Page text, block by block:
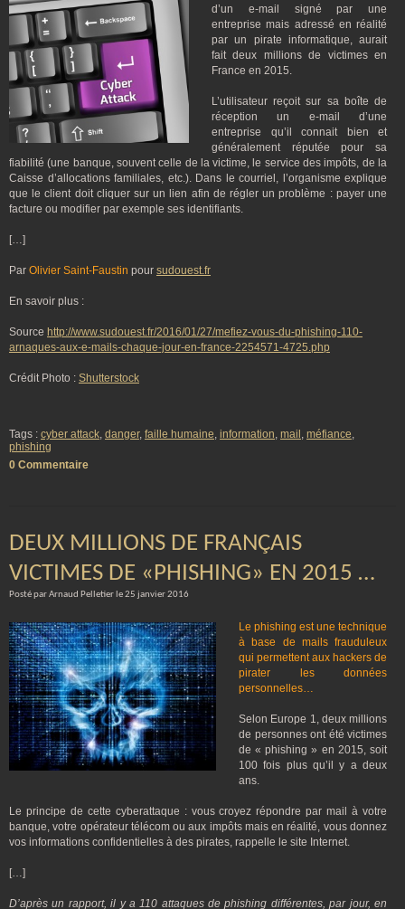
d’un e-mail signé par une
entreprise mais adressé en réalité
par un pirate informatique, aurait
fait deux millions de victimes en
France en 2015.
L’utilisateur reçoit sur sa boîte de
réception un e-mail d’une
entreprise qu’il connait bien et
généralement réputée pour sa
fiabilité (une banque, souvent celle de la victime, le service des impôts, de la
Caisse d’allocations familiales, etc.). Dans le courriel, l’organisme explique
que le client doit cliquer sur un lien afin de régler un problème : payer une
facture ou modifier par exemple ses identifiants.
[…]
Par Olivier Saint-Faustin pour sudouest.fr
En savoir plus :
Source http://www.sudouest.fr/2016/01/27/mefiez-vous-du-phishing-110-
arnaques-aux-e-mails-chaque-jour-en-france-2254571-4725.php
Crédit Photo : Shutterstock
Tags : cyber attack, danger, faille humaine, information, mail , méfiance,
phishing
0 Commentaire
DEUX MILLIONS DE FRANÇAIS
VICTIMES DE «PHISHING» EN 2015 …
Posté par Arnaud Pelletier le 25 janvier 2016
Le phishing est une technique
à base de mails frauduleux
qui permettent aux hackers de
pirater les données
personnelles…
Selon Europe 1, deux millions
de personnes ont été victimes
de « phishing » en 2015, soit
100 fois plus qu’il y a deux
ans.
Le principe de cette cyberattaque : vous croyez répondre par mail à votre
banque, votre opérateur télécom ou aux impôts mais en réalité, vous donnez
vos informations confidentielles à des pirates, rappelle le site Internet.
[…]
D’après un rapport, il y a 110 attaques de phishing différentes, par jour, en